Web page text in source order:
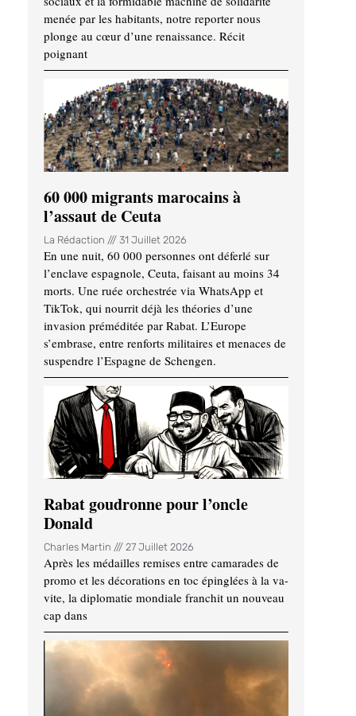
menée par les habitants, notre reporter nous
plonge au cœur d’une renaissance. Récit
poignant
60 000 migrants marocains à
l’assaut de Ceuta
La Rédaction 31 Juillet 2026
En une nuit, 60 000 personnes ont déferlé sur
l’enclave espagnole, Ceuta, faisant au moins 34
morts. Une ruée orchestrée via WhatsApp et
TikTok, qui nourrit déjà les théories d’une
invasion préméditée par Rabat. L’Europe
s’embrase, entre renforts militaires et menaces de
suspendre l’Espagne de Schengen.
Rabat goudronne pour l’oncle
Donald
Charles Martin 27 Juillet 2026
Après les médailles remises entre camarades de
promo et les décorations en toc épinglées à la va-
vite, la diplomatie mondiale franchit un nouveau
cap dans